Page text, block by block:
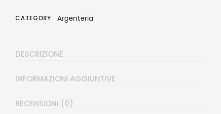
CATEGORY: Argenteria
DESCRIZIONE
INFORMAZIONI AGGIUNTIVE
RECENSIONI (0)